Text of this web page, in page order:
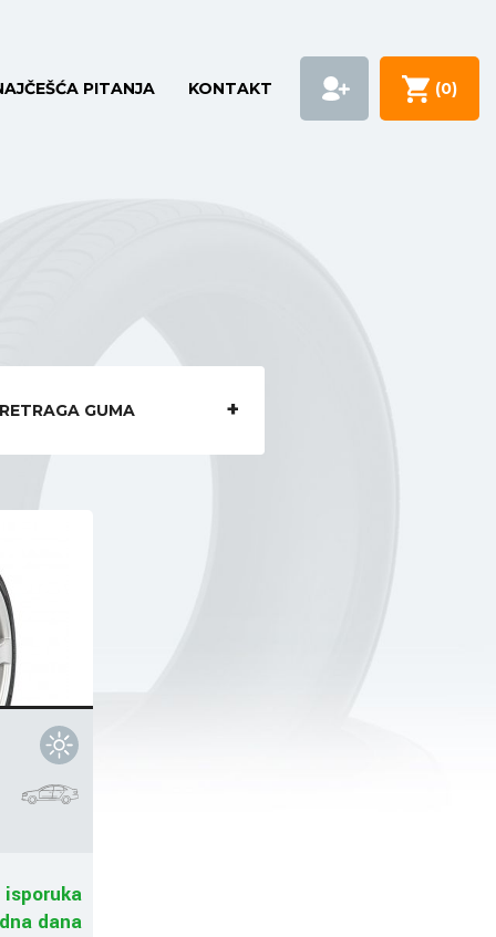
PITANJA KONTAKT (0)
GUMA
dana